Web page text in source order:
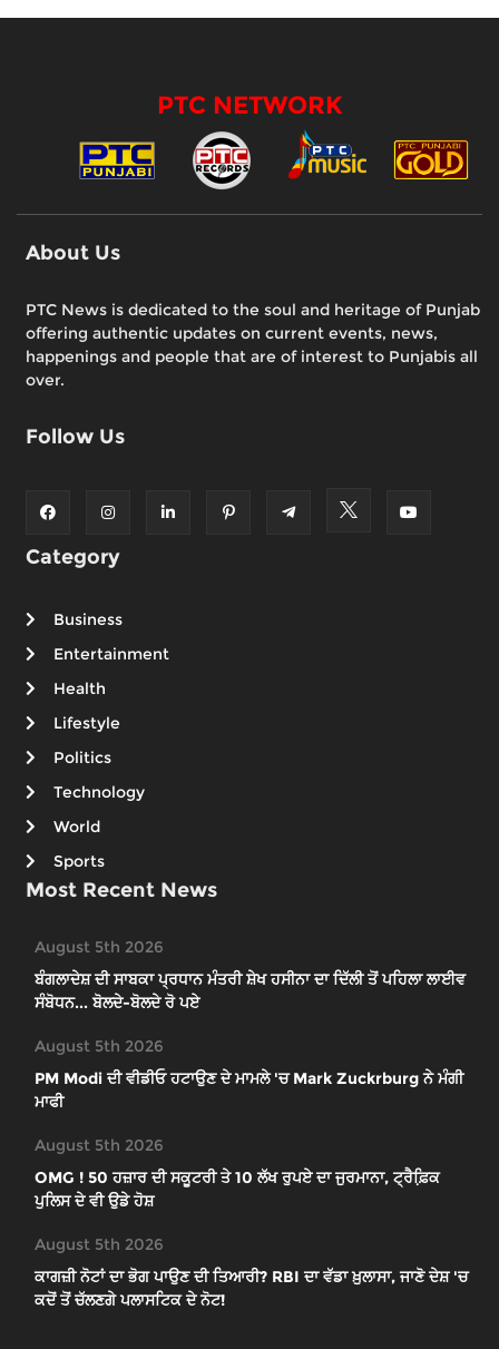
PTC NETWORK
About Us
PTC News is dedicated to the soul and heritage of Punjab
offering authentic updates on current events, news,
happenings and people that are of interest to Punjabis all
over.
Follow Us
Category
Business
Entertainment
Health
Lifestyle
Politics
Technology
World
Sports
Most Recent News
August 5th 2026
ਬੰਗਲਾਦੇਸ਼ ਦੀ ਸਾਬਕਾ ਪ੍ਰਧਾਨ ਮੰਤਰੀ ਸ਼ੇਖ ਹਸੀਨਾ ਦਾ ਦਿੱਲੀ ਤੋਂ ਪਹਿਲਾ ਲਾਈਵ
ਸੰਬੋਧਨ... ਬੋਲਦੇ-ਬੋਲਦੇ ਰੋ ਪਏ
August 5th 2026
PM Modi ਦੀ ਵੀਡੀਓ ਹਟਾਉਣ ਦੇ ਮਾਮਲੇ 'ਚ Mark Zuckrburg ਨੇ ਮੰਗੀ
ਮਾਫੀ
August 5th 2026
OMG ! 50 ਹਜ਼ਾਰ ਦੀ ਸਕੂਟਰੀ ਤੇ 10 ਲੱਖ ਰੁਪਏ ਦਾ ਜੁਰਮਾਨਾ, ਟ੍ਰੈਫ਼ਿ਼ਕ
ਪੁਲਿਸ ਦੇ ਵੀ ਉਡੇ ਹੋਸ਼
August 5th 2026
ਕਾਗਜ਼ੀ ਨੋਟਾਂ ਦਾ ਭੋਗ ਪਾਉਣ ਦੀ ਤਿਆਰੀ? RBI ਦਾ ਵੱਡਾ ਖ਼ੁਲਾਸਾ, ਜਾਣੋ ਦੇਸ਼ 'ਚ
ਕਦੋਂ ਤੋਂ ਚੱਲਣਗੇ ਪਲਾਸਟਿਕ ਦੇ ਨੋਟ!